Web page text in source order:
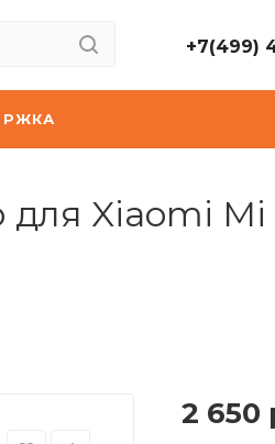
+7(499)
Xiaomi Mi
2 650